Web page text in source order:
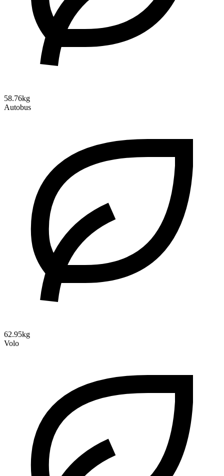
58.76kg
Autobus
62.95kg
Volo